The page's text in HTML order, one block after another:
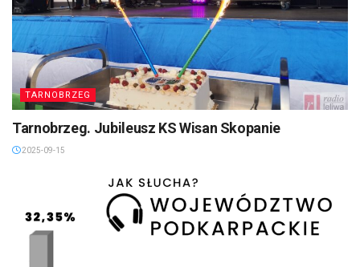
TARNOBRZEG
Tarnobrzeg. Jubileusz KS Wisan Skopanie
2025-09-15